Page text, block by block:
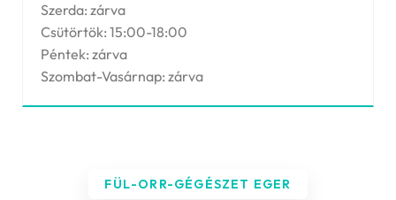
Szerda: zárva
Csütörtök: 15:00-18:00
Péntek: zárva
Szombat-Vasárnap: zárva
FÜL-ORR-GÉGÉSZET EGER